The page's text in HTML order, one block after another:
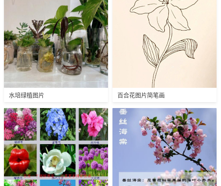
水培绿植图片 百合花图片简笔画